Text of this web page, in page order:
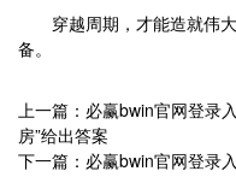
穿越周期，才能造就伟大
备。
上一篇：必赢bwin官网登录
房”给出答案
下一篇：必赢bwin官网登录